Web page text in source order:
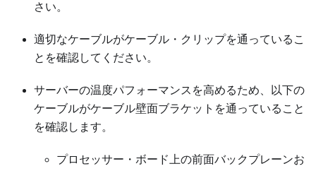
さい。
適切なケーブルがケーブル・クリップを通っているこ
とを確認してください。
サーバーの温度パフォーマンスを高めるため、以下の
ケーブルがケーブル壁面ブラケットを通っていること
を確認します。
プロセッサー・ボード上の前面バックプレーンお